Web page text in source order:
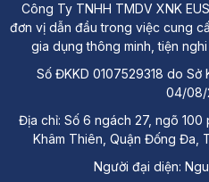
Công Ty TNHH TMDV XNK
đơn vị dẫn đầu trong việc cung
gia dụng thông minh, tiện
Số ĐKKD 0107529318 do
04/08/
Địa chỉ: Số 6 ngách 27, ngõ 100
Khâm Thiên, Quận Đống Đa,
Người đại diện: